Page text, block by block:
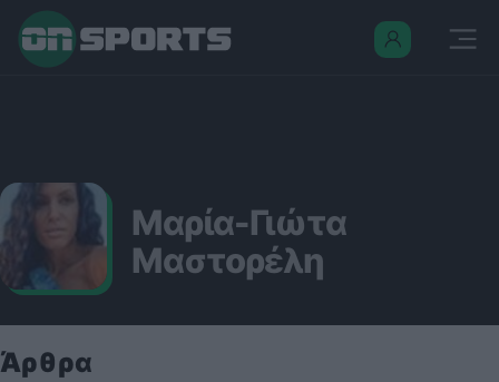
Μαρία-Γιώτα
Μαστορέλη
Άρθρα